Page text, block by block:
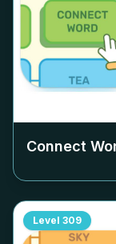
Connect
Level 309